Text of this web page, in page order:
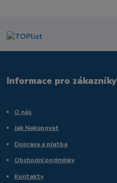
Informace pro zákazníky
O nás
Jak Nakupovat
Doprava a platba
Obchodní podmínky
Kontakty